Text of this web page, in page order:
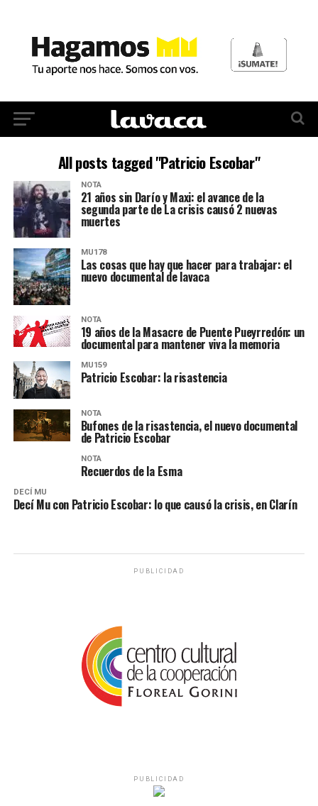
All posts tagged "Patricio Escobar"
NOTA
21 años sin Darío y Maxi: el avance de la
segunda parte de La crisis causó 2 nuevas
muertes
MU178
Las cosas que hay que hacer para trabajar: el
nuevo documental de lavaca
NOTA
19 años de la Masacre de Puente Pueyrredón: un
documental para mantener viva la memoria
MU159
Patricio Escobar: la risastencia
NOTA
Bufones de la risastencia, el nuevo documental
de Patricio Escobar
NOTA
Recuerdos de la Esma
DECÍ MU
Decí Mu con Patricio Escobar: lo que causó la crisis, en Clarín
PUBLICIDAD
PUBLICIDAD